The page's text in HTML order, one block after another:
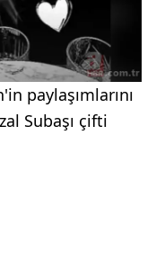
paylaşımlarını
Subaşı çifti